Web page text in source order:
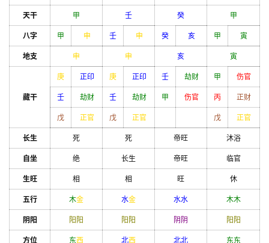
天干 甲 壬 癸 甲
八字 甲 申 壬 申 癸 亥 甲 寅
地支 申 申 亥 寅
藏干
庚 正印 庚 正印 壬 劫财 甲 伤官
壬 劫财 壬 劫财 甲 伤官 丙 正财
戊 正官 戊 正官 戊 正官
长生 死 死 帝旺 沐浴
自坐 绝 长生 帝旺 临官
生旺 相 相 旺 休
五行 木金 水金 水水 木木
阴阳 阳 阳 阳 阳 阴 阴 阳 阳
方位 东西 北西 北北 东东